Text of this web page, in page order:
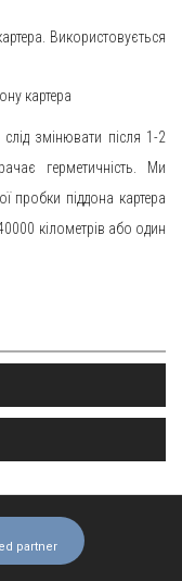
Використовується
картера
змінювати після 1-2
герметичність. Ми
пробки піддона картера
кілометрів або один
partner